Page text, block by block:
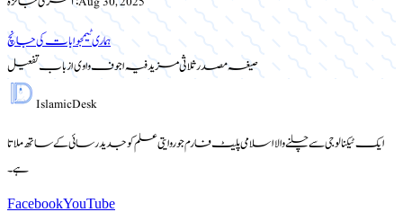
ہماری ٹیمجوابات کی جانچ
صیغہ مصدر ثلاثی مزید فیہ اجوف واوی از باب تفعیل
IslamicDesk
ایک ٹیکنالوجی سے چلنے والا اسلامی پلیٹ فارم جو روایتی علم کو جدید رسائی کے ساتھ ملاتا
ہے۔
FacebookYouTube